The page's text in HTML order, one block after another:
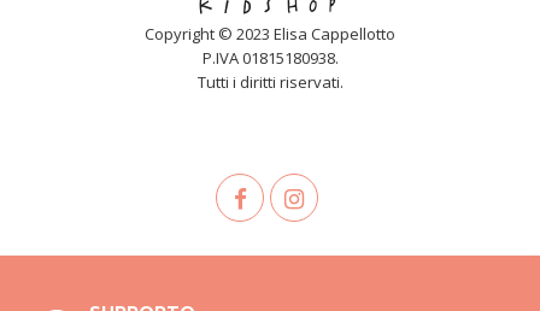
Copyright © 2023 Elisa Cappellotto
P.IVA 01815180938.
Tutti i diritti riservati.